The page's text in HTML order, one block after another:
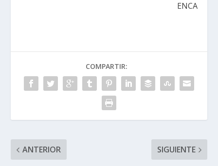
ENCA
COMPARTIR:
ANTERIOR SIGUIENTE